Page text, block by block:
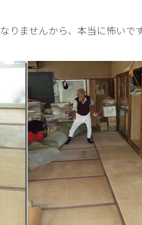
りませんから、本当に怖いで